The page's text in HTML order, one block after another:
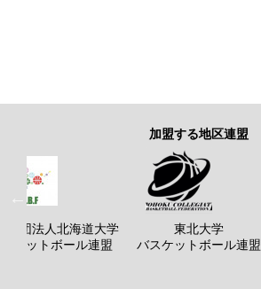
加盟する地区連盟
社団法人北海道大学
ケットボール連盟
東北大学
バスケットボール連盟